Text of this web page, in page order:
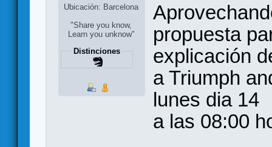
Ubicación: Barcelona
"Share you know,
Learn you unknow"
Distinciones
propuesta
explicación
a Triumph
lunes dia 14
a las 08:00